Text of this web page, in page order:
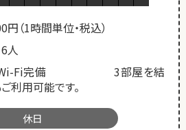
（1時間単位・税込）
人
ド、Wi-Fi完備 3部屋を結
利用可能です。
休日